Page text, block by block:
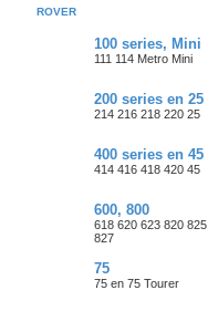
ROVER
100 series, Mini
111 114 Metro Mini
200 series en 25
214 216 218 220 25
400 series en 45
414 416 418 420 45
600, 800
618 620 623 820 825
827
75
75 en 75 Tourer